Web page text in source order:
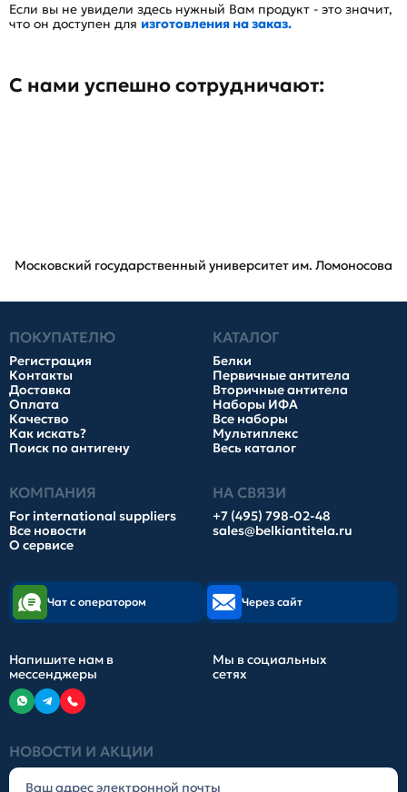
Если вы не увидели здесь нужный Вам продукт - это значит,
что он доступен для изготовления на заказ.
С нами успешно сотрудничают:
Московский государственный университет им. Ломоносова
ПОКУПАТЕЛЮ
Регистрация
Контакты
Доставка
Оплата
Качество
Как искать?
Поиск по антигену
КАТАЛОГ
Белки
Первичные антитела
Вторичные антитела
Наборы ИФА
Все наборы
Мультиплекс
Весь каталог
КОМПАНИЯ
For international suppliers
Все новости
О сервисе
НА СВЯЗИ
+7 (495) 798-02-48
sales@belkiantitela.ru
НОВОСТИ И АКЦИИ
Чат с оператором Через сайт
Напишите нам в
мессенджеры
Мы в социальных
сетях